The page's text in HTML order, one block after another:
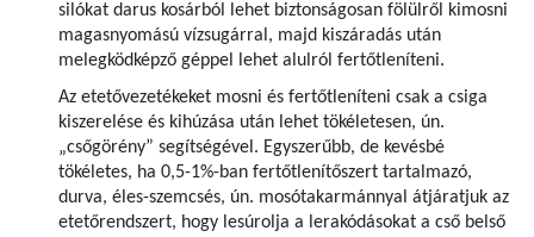
silókat darus kosárból lehet biztonságosan fölülről kimosni
magasnyomású vízsugárral, majd kiszáradás után
melegködképző géppel lehet alulról fertőtleníteni.
Az etetővezetékeket mosni és fertőtleníteni csak a csiga
kiszerelése és kihúzása után lehet tökéletesen, ún.
„csőgörény” segítségével. Egyszerűbb, de kevésbé
tökéletes, ha 0,5-1%-ban fertőtlenítőszert tartalmazó,
durva, éles-szemcsés, ún. mosótakarmánnyal átjáratjuk az
etetőrendszert, hogy lesúrolja a lerakódásokat a cső belső